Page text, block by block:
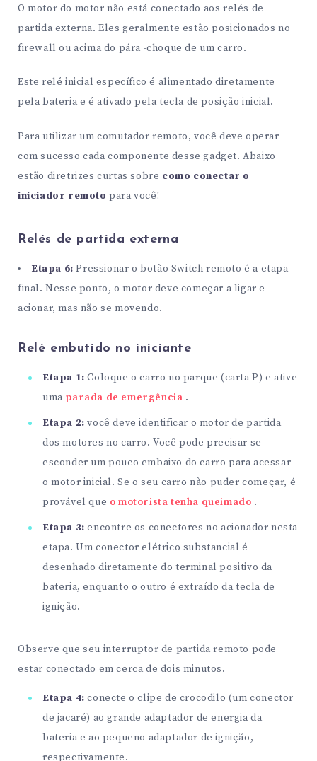
O motor do motor não está conectado aos relés de
partida externa. Eles geralmente estão posicionados no
firewall ou acima do pára -choque de um carro.
Este relé inicial específico é alimentado diretamente
pela bateria e é ativado pela tecla de posição inicial.
Para utilizar um comutador remoto, você deve operar
com sucesso cada componente desse gadget. Abaixo
estão diretrizes curtas sobre como conectar o
iniciador remoto para você!
Relés de partida externa
Etapa 6: Pressionar o botão Switch remoto é a etapa
final. Nesse ponto, o motor deve começar a ligar e
acionar, mas não se movendo.
Relé embutido no iniciante
Etapa 1: Coloque o carro no parque (carta P) e ative
uma parada de emergência .
Etapa 2: você deve identificar o motor de partida
dos motores no carro. Você pode precisar se
esconder um pouco embaixo do carro para acessar
o motor inicial. Se o seu carro não puder começar, é
provável que o motorista tenha queimado .
Etapa 3: encontre os conectores no acionador nesta
etapa. Um conector elétrico substancial é
desenhado diretamente do terminal positivo da
bateria, enquanto o outro é extraído da tecla de
ignição.
Observe que seu interruptor de partida remoto pode
estar conectado em cerca de dois minutos.
Etapa 4: conecte o clipe de crocodilo (um conector
de jacaré) ao grande adaptador de energia da
bateria e ao pequeno adaptador de ignição,
respectivamente.